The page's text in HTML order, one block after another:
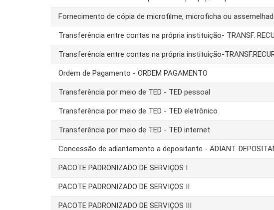
Fornecimento de cópia de microfilme, microficha ou
Transferência entre contas na própria instituição- TRANSF.
Transferência entre contas na própria instituição-
Ordem de Pagamento - ORDEM PAGAMENTO
Transferência por meio de TED - TED pessoal
Transferência por meio de TED - TED eletrônico
Transferência por meio de TED - TED internet
Concessão de adiantamento a depositante - ADIANT.
PACOTE PADRONIZADO DE SERVIÇOS I
PACOTE PADRONIZADO DE SERVIÇOS II
PACOTE PADRONIZADO DE SERVIÇOS III